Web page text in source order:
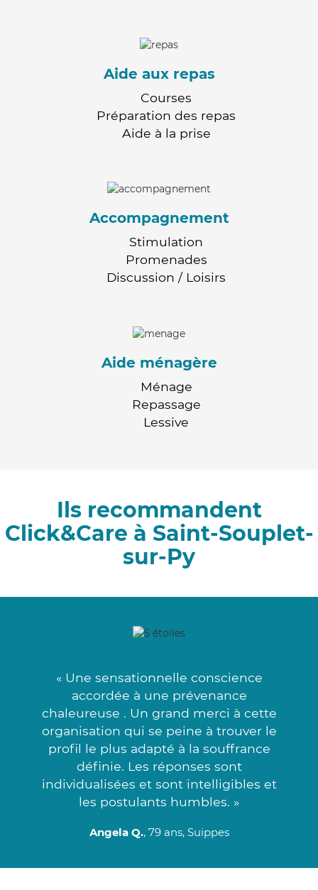
Aide aux repas
Courses
Préparation des repas
Aide à la prise
Accompagnement
Stimulation
Promenades
Discussion / Loisirs
Aide ménagère
Ménage
Repassage
Lessive
Ils recommandent
Click&Care à Saint-Souplet-
sur-Py
« Une sensationnelle conscience
accordée à une prévenance
chaleureuse . Un grand merci à cette
organisation qui se peine à trouver le
profil le plus adapté à la souffrance
définie. Les réponses sont
individualisées et sont intelligibles et
les postulants humbles. »
Angela Q., 79 ans, Suippes